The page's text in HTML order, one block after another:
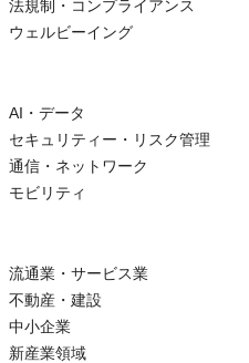
法規制・コンプライアンス
ウェルビーイング
AI・データ
セキュリティー・リスク管理
通信・ネットワーク
モビリティ
流通業・サービス業
不動産・建設
中小企業
新産業領域